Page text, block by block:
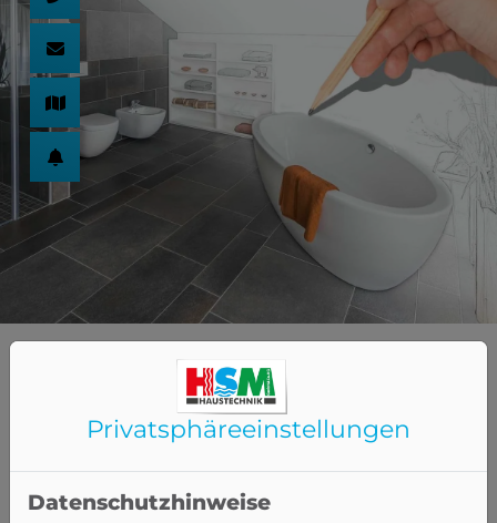
Bitte dasCookie-Consent-Tool öffnen, um die für dieses
Element notwendigen Cookies zu akzeptieren.
schließen
schließen
und schließen
Privatsphäre­einstellungen
Datenschutzhinweise